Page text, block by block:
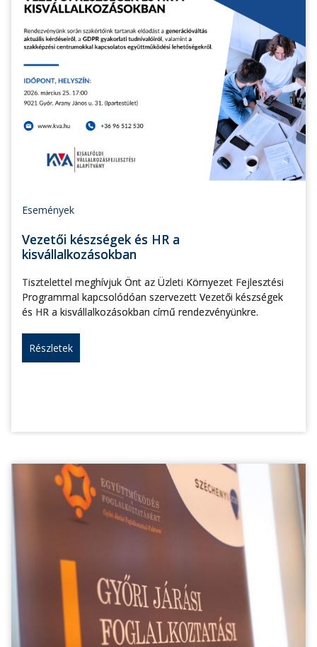
Események
Vezetői készségek és HR a
kisvállalkozásokban
Tisztelettel meghívjuk Önt az Üzleti Környezet Fejlesztési
Programmal kapcsolódóan szervezett Vezetői készségek
és HR a kisvállalkozásokban című rendezvényünkre.
Részletek